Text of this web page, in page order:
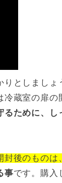
としまし
蔵室の扉の
るために、し
後のもの
事です。購入